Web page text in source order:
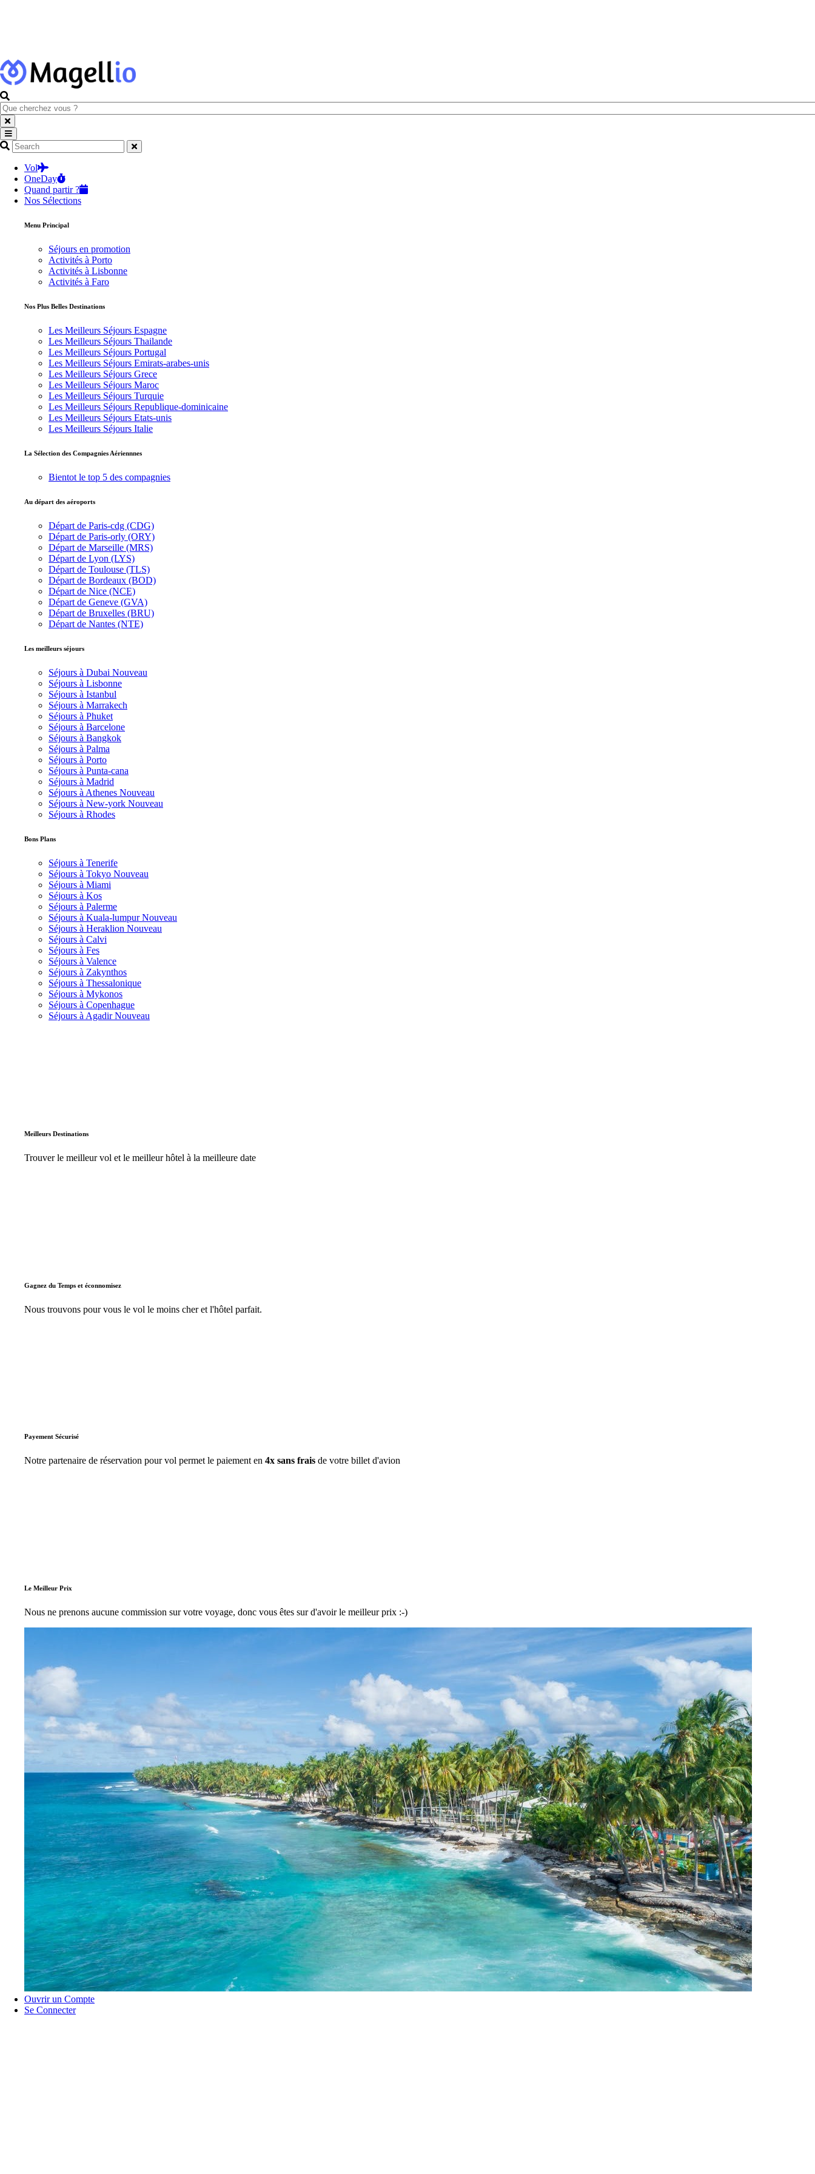
cherchez
vous
?
Que
cherchez
vousVol
OneDay
Quand partir ?
Nos Sélections
Menu Principal
Séjours en promotion
Activités à Porto
Activités à Lisbonne
Activités à Faro
Nos Plus Belles Destinations
Les Meilleurs Séjours Espagne
Les Meilleurs Séjours Thailande
Les Meilleurs Séjours Portugal
Les Meilleurs Séjours Emirats-arabes-unis
Les Meilleurs Séjours Grece
Les Meilleurs Séjours Maroc
Les Meilleurs Séjours Turquie
Les Meilleurs Séjours Republique-dominicaine
Les Meilleurs Séjours Etats-unis
Les Meilleurs Séjours Italie
La Sélection des Compagnies Aériennnes
Bientot le top 5 des compagnies
Au départ des aéroports
Départ de Paris-cdg (CDG)
Départ de Paris-orly (ORY)
Départ de Marseille (MRS)
Départ de Lyon (LYS)
Départ de Toulouse (TLS)
Départ de Bordeaux (BOD)
Départ de Nice (NCE)
Départ de Geneve (GVA)
Départ de Bruxelles (BRU)
Départ de Nantes (NTE)
Les meilleurs séjours
Séjours à Dubai Nouveau
Séjours à Lisbonne
Séjours à Istanbul
Séjours à Marrakech
Séjours à Phuket
Séjours à Barcelone
Séjours à Bangkok
Séjours à Palma
Séjours à Porto
Séjours à Punta-cana
Séjours à Madrid
Séjours à Athenes Nouveau
Séjours à New-york Nouveau
Séjours à Rhodes
Bons Plans
Séjours à Tenerife
Séjours à Tokyo Nouveau
Séjours à Miami
Séjours à Kos
Séjours à Palerme
Séjours à Kuala-lumpurNouveau
Séjours à Heraklion Nouveau
Séjours à Calvi
Séjours à Fes
Séjours à Valence
Séjours à Zakynthos
Séjours à Thessalonique
Séjours à Mykonos
Séjours à Copenhague
Séjours à AgadirNouveau
Meilleurs Destinations
Trouver le meilleur vol et le meilleur hôtel à la meilleure date
Gagnez du Temps et éconnomisez
Nous trouvons pour vous le vol le moins cher et l'hôtel parfait.
Payement Sécurisé
Notre partenaire de réservation pour vol permet le paiement en 4x sans frais de votre billet d'avion
Le Meilleur Prix
Nous ne prenons aucune commission sur votre voyage, donc vous êtes sur d'avoir le meilleur prix :-)
Ouvrir un Compte
Se Connecter